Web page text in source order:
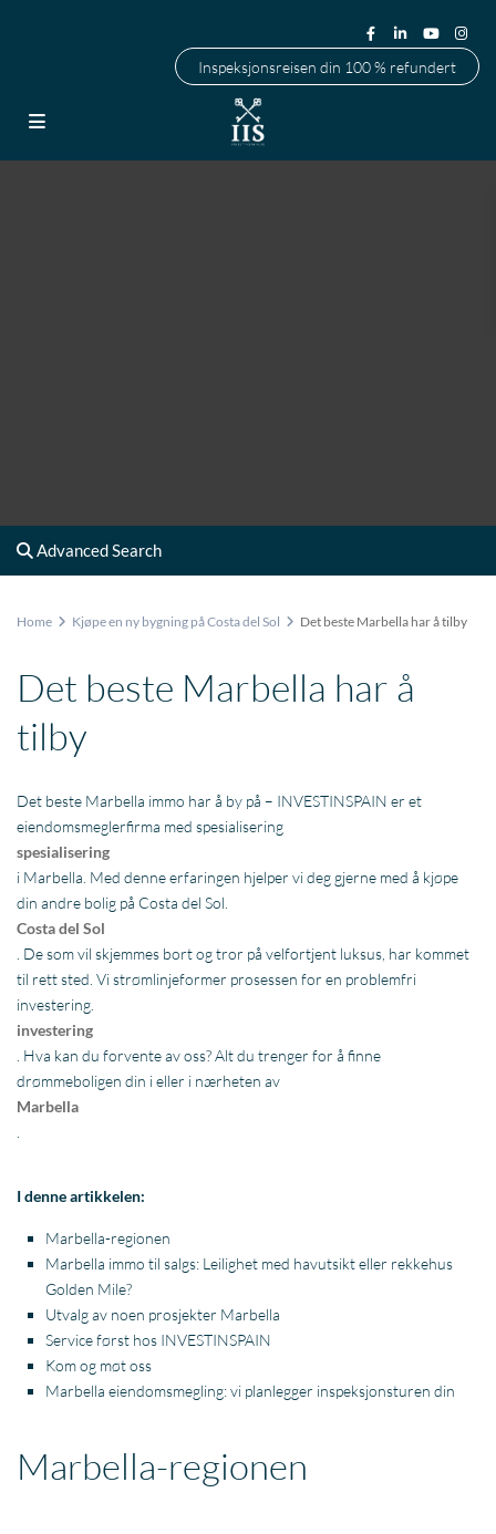
Inspeksjonsreisen din 100 % refundert
Advanced Search
Home Kjøpe en ny bygning på Costa del Sol Det beste Marbella har å tilby
Det beste Marbella har å
tilby
Det beste Marbella immo har å by på – INVESTINSPAIN er et
eiendomsmeglerfirma med spesialisering
spesialisering
i Marbella. Med denne erfaringen hjelper vi deg gjerne med å kjøpe
din andre bolig på Costa del Sol.
Costa del Sol
. De som vil skjemmes bort og tror på velfortjent luksus, har kommet
til rett sted. Vi strømlinjeformer prosessen for en problemfri
investering.
investering
. Hva kan du forvente av oss? Alt du trenger for å finne
drømmeboligen din i eller i nærheten av
Marbella
I denne artikkelen:
Marbella-regionen
Marbella immo til salgs: Leilighet med havutsikt eller rekkehus
Golden Mile?
Utvalg av noen prosjekter Marbella
Service først hos INVESTINSPAIN
Kom og møt oss
Marbella eiendomsmegling: vi planlegger inspeksjonsturen din
Marbella-regionen